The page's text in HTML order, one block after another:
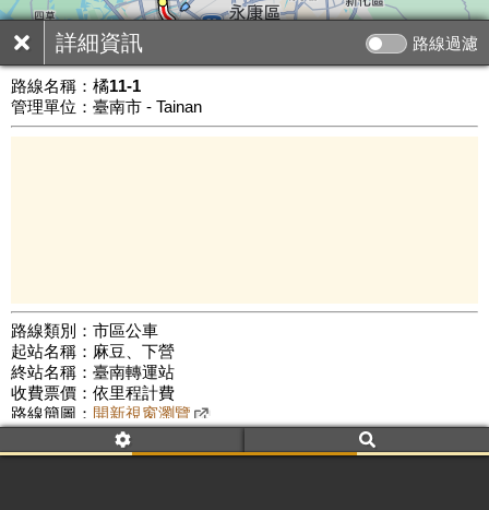
詳細資訊 路線過濾
路線名稱： 橘11-1
管理單位：臺南市 - Tainan
路線類別：市區公車
起站名稱：麻豆、下營
終站名稱：臺南轉運站
收費票價：依里程計費
路線簡圖： 開新視窗瀏覽
附屬名稱：橘11-1 麻豆 臺南轉運站
公車數量: 累計611、上線281